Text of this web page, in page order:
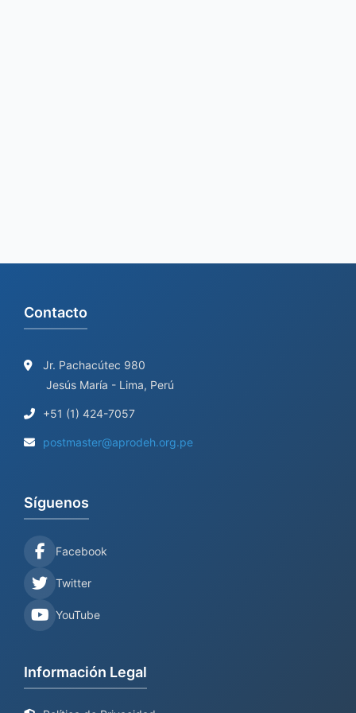
Contacto
Jr. Pachacútec 980
Jesús María - Lima, Perú
+51 (1) 424-7057
postmaster@aprodeh.org.pe
Síguenos
Facebook
Twitter
YouTube
Información Legal